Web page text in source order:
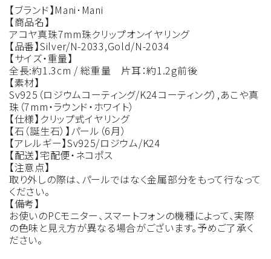
【ブランド】Mani･Mani
【商品名】
アコヤ真珠7mm珠クリップオンイヤリング
【品番】Silver/N-2033,Gold/N-2034
【サイズ・重量】
全長:約1.3cm / 総重量 片耳：約1.2g前後
【素材】
Sv925（ロジウムコーティング/K24コーティング）,あこや真
珠（7mm・ラウンド・ホワイト）
【仕様】クリップ式イヤリング
【石（誕生石）】パール（6月）
【アレルギー】Sv925/ロジウム/K24
【配送】宅配便・ネコポス
【注意点】
取り外しの際は、パールではなく金属部分をもって行なって
ください。
【備考】
お使いのPCモニター、スマートフォンの機種によって、実際
の色味と見え方が異なる場合がございます。予めご了承く
ださい。